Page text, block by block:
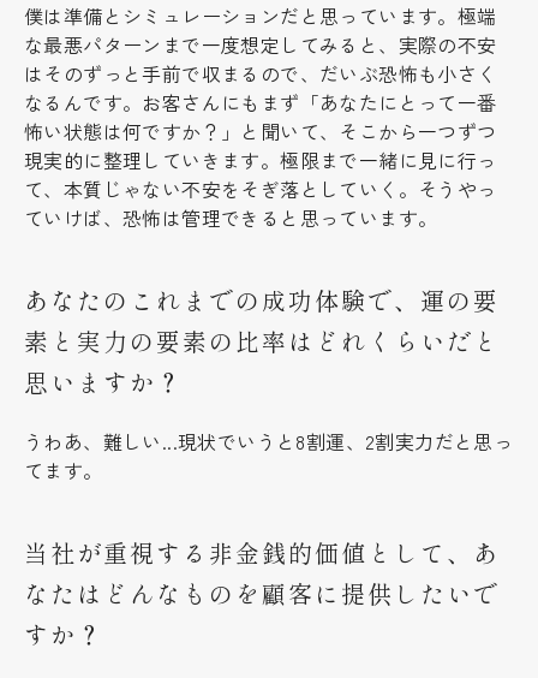
僕は準備とシミュレーションだと思っています。極端
な最悪パターンまで一度想定してみると、実際の不安
はそのずっと手前で収まるので、だいぶ恐怖も小さく
なるんです。お客さんにもまず「あなたにとって一番
怖い状態は何ですか？」と聞いて、そこから一つずつ
現実的に整理していきます。極限まで一緒に見に行っ
て、本質じゃない不安をそぎ落としていく。そうやっ
ていけば、恐怖は管理できると思っています。
あなたのこれまでの成功体験で、運の要
素と実力の要素の比率はどれくらいだと
思いますか？
うわあ、難しい...現状でいうと8割運、2割実力だと思っ
てます。
当社が重視する非金銭的価値として、あ
なたはどんなものを顧客に提供したいで
すか？